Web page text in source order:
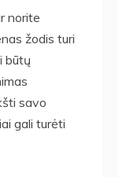
norite
žodis turi
būtų
savo
gali turėti